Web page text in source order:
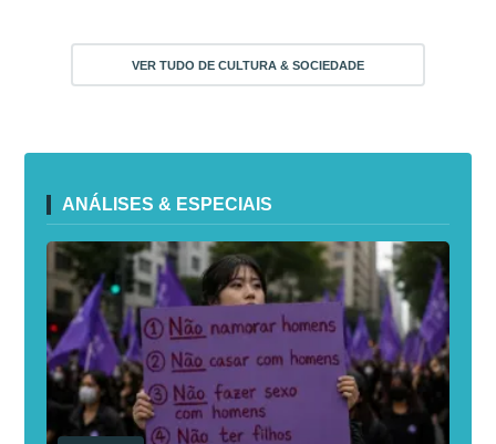
VER TUDO DE CULTURA & SOCIEDADE
ANÁLISES & ESPECIAIS